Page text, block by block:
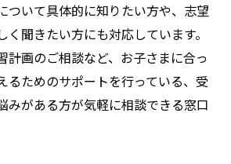
ついて具体的に知りたい方や、志望
聞きたい方にも対応しています。
計画のご相談など、お子さまに合っ
るためのサポートを行っている、受
みがある方が気軽に相談できる窓口